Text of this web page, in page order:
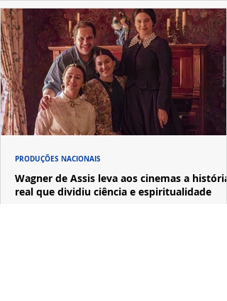
Wagner de Assis leva aos cinemas a história
real que dividiu ciência e espiritualidade
PRODUÇÕES NACIONAIS